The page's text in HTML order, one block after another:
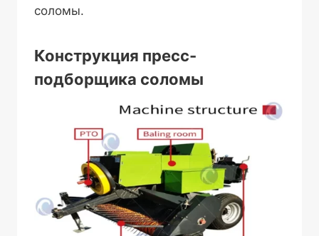
соломы.
Конструкция пресс-
подборщика соломы